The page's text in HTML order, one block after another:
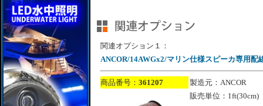
関連オプション１：
ANCOR/14AWGx2/マリン仕様スピーカ専用配
商品番号： 361207
製造元：ANCOR
販売単位：1ft(30cm)